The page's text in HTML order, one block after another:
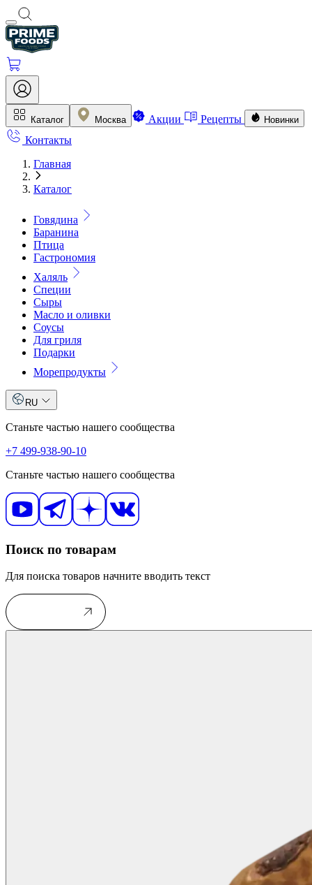
Каталог Москва Акции Рецепты Новинки
Контакты
Главная
Каталог
Говядина
Баранина
Птица
Гастрономия
Халяль
Специи
Сыры
Масло и оливки
Соусы
Для гриля
Подарки
Морепродукты
RU
Станьте частью нашего сообщества
+7 499-938-90-10
Станьте частью нашего сообщества
Поиск по товарам
Для поиска товаров начните вводить текст